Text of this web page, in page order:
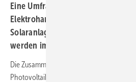
Eine Umfrage hat ergeben:
Elektrohandwerker arbeiten bei
Solaranlagen immer öfter
werden immer enger.
Die Zusammenarbeit von Dachdeckern
Photovoltaikanlagen läuft sehr gut. Das ist